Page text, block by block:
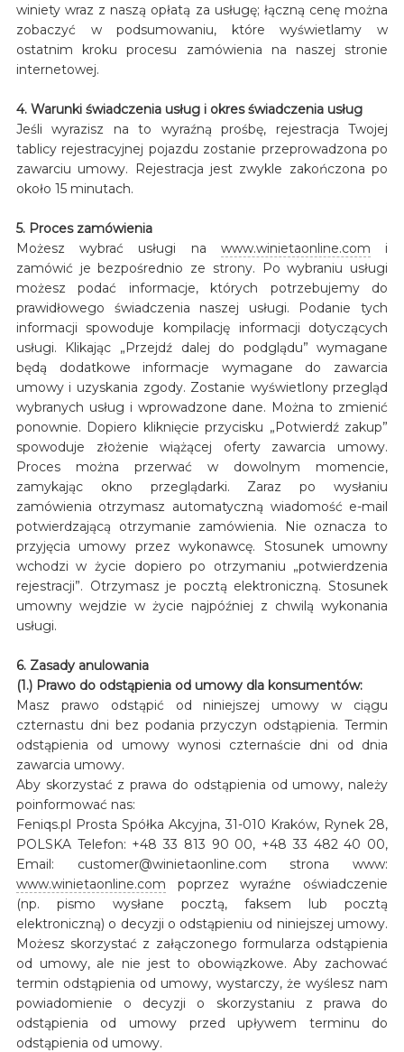
winiety wraz z naszą opłatą za usługę; łączną cenę można
zobaczyć w podsumowaniu, które wyświetlamy w
ostatnim kroku procesu zamówienia na naszej stronie
internetowej.
4. Warunki świadczenia usług i okres świadczenia usług
Jeśli wyrazisz na to wyraźną prośbę, rejestracja Twojej
tablicy rejestracyjnej pojazdu zostanie przeprowadzona po
zawarciu umowy. Rejestracja jest zwykle zakończona po
około 15 minutach.
5. Proces zamówienia
Możesz wybrać usługi na www.winietaonline.com i
zamówić je bezpośrednio ze strony. Po wybraniu usługi
możesz podać informacje, których potrzebujemy do
prawidłowego świadczenia naszej usługi. Podanie tych
informacji spowoduje kompilację informacji dotyczących
usługi. Klikając „Przejdź dalej do podglądu” wymagane
będą dodatkowe informacje wymagane do zawarcia
umowy i uzyskania zgody. Zostanie wyświetlony przegląd
wybranych usług i wprowadzone dane. Można to zmienić
ponownie. Dopiero kliknięcie przycisku „Potwierdź zakup”
spowoduje złożenie wiążącej oferty zawarcia umowy.
Proces można przerwać w dowolnym momencie,
zamykając okno przeglądarki. Zaraz po wysłaniu
zamówienia otrzymasz automatyczną wiadomość e-mail
potwierdzającą otrzymanie zamówienia. Nie oznacza to
przyjęcia umowy przez wykonawcę. Stosunek umowny
wchodzi w życie dopiero po otrzymaniu „potwierdzenia
rejestracji”. Otrzymasz je pocztą elektroniczną. Stosunek
umowny wejdzie w życie najpóźniej z chwilą wykonania
usługi.
6. Zasady anulowania
(1.) Prawo do odstąpienia od umowy dla konsumentów:
Masz prawo odstąpić od niniejszej umowy w ciągu
czternastu dni bez podania przyczyn odstąpienia. Termin
odstąpienia od umowy wynosi czternaście dni od dnia
zawarcia umowy.
Aby skorzystać z prawa do odstąpienia od umowy, należy
poinformować nas:
Feniqs.pl Prosta Spółka Akcyjna, 31-010 Kraków, Rynek 28,
POLSKA Telefon: +48 33 813 90 00, +48 33 482 40 00,
Email: customer@winietaonline.com strona www:
www.winietaonline.com poprzez wyraźne oświadczenie
(np. pismo wysłane pocztą, faksem lub pocztą
elektroniczną) o decyzji o odstąpieniu od niniejszej umowy.
Możesz skorzystać z załączonego formularza odstąpienia
od umowy, ale nie jest to obowiązkowe. Aby zachować
termin odstąpienia od umowy, wystarczy, że wyślesz nam
powiadomienie o decyzji o skorzystaniu z prawa do
odstąpienia od umowy przed upływem terminu do
odstąpienia od umowy.